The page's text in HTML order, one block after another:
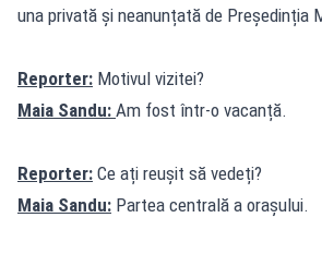
una privată și neanunțată de Președinția
Reporter: Motivul vizitei?
Maia Sandu: Am fost într-o vacanță.
Reporter: Ce ați reușit să vedeți?
Maia Sandu: Partea centrală a orașului.